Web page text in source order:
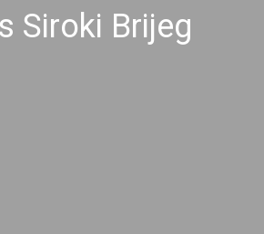
Siroki Brijeg